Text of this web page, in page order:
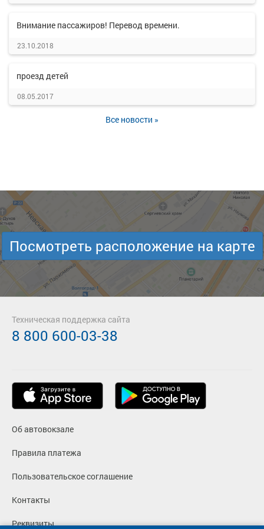
Внимание пассажиров! Перевод времени.
23.10.2018
проезд детей
08.05.2017
Все новости »
Посмотреть расположение на карте
Об автовокзале
Правила платежа
Пользовательское соглашение
Контакты
Реквизиты
Техническая поддержка сайта
8 800 600-03-38